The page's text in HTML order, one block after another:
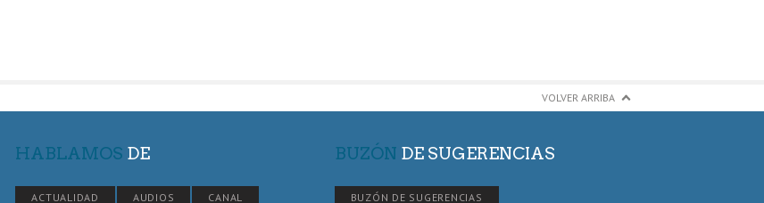
VOLVER ARRIBA
HABLAMOS DE
ACTUALIDAD AUDIOS CANAL
BUZÓN DE SUGERENCIAS
BUZÓN DE SUGERENCIAS